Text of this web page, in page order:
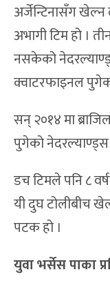
अर्जेन्टिनासँग
अभागी टिम हो ।
नसकेको
क्वाटरफाइनल
सन् २०१४ मा
पुगेको नेदरल्याण्ड्स
डच टिमले पनि ८
यी दुघ टोलीबीच
पटक हो ।
युवा भर्सेस पाका